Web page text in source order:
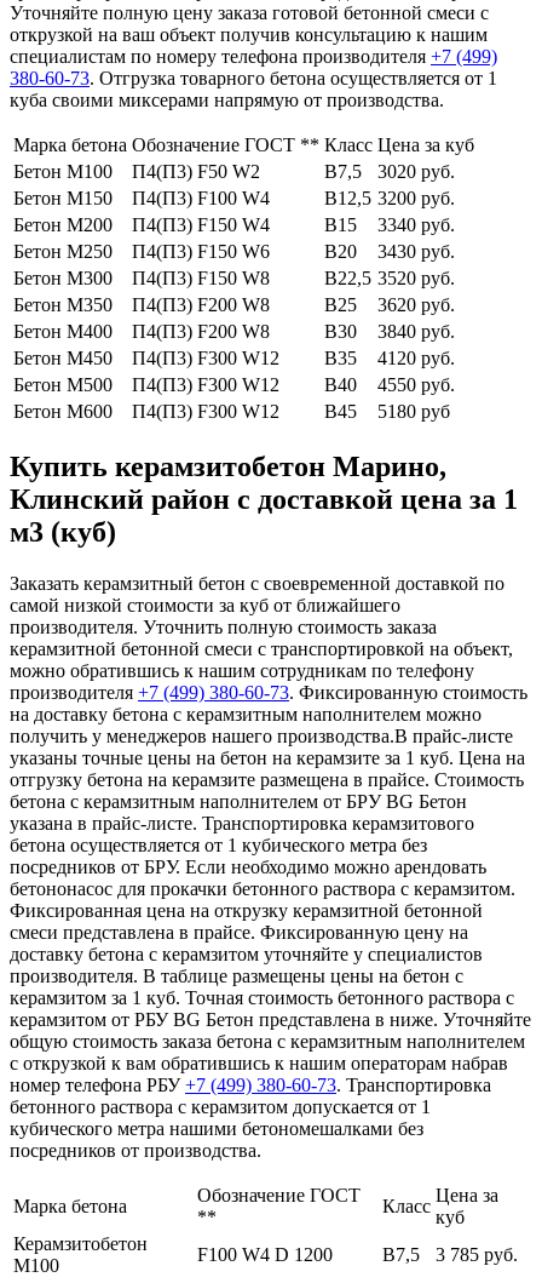
Уточняйте полную цену заказа готовой бетонной смеси с
открузкой на ваш объект получив консультацию к нашим
специалистам по номеру телефона производителя +7 (499)
380-60-73. Отгрузка товарного бетона осуществляется от 1
куба своими миксерами напрямую от производства.
Марка бетона Обозначение ГОСТ ** Класс Цена за куб
Бетон М100
П4(П3) F50 W2 В7,5
3020 руб.
Бетон М150
П4(П3) F100 W4 В12,5 3200 руб.
Бетон М200
П4(П3) F150 W4 В15
3340 руб.
Бетон М250
П4(П3) F150 W6 В20
3430 руб.
Бетон М300
П4(П3) F150 W8 В22,5 3520 руб.
Бетон М350
П4(П3) F200 W8 В25
3620 руб.
Бетон М400
П4(П3) F200 W8 В30
3840 руб.
Бетон М450
П4(П3) F300 W12 В35
4120 руб.
Бетон М500
П4(П3) F300 W12 В40
4550 руб.
Бетон М600
П4(П3) F300 W12 В45 5180 руб
Купить керамзитобетон Марино,
Клинский район с доставкой цена за 1
м3 (куб)
Заказать керамзитный бетон с своевременной доставкой по
самой низкой стоимости за куб от ближайшего
производителя. Уточнить полную стоимость заказа
керамзитной бетонной смеси с транспортировкой на объект,
можно обратившись к нашим сотрудникам по телефону
производителя +7 (499) 380-60-73. Фиксированную стоимость
на доставку бетона с керамзитным наполнителем можно
получить у менеджеров нашего производства.В прайс-листе
указаны точные цены на бетон на керамзите за 1 куб. Цена на
отгрузку бетона на керамзите размещена в прайсе. Стоимость
бетона с керамзитным наполнителем от БРУ BG Бетон
указана в прайс-листе. Транспортировка керамзитового
бетона осуществляется от 1 кубического метра без
посредников от БРУ. Если необходимо можно арендовать
бетононасос для прокачки бетонного раствора с керамзитом.
Фиксированная цена на открузку керамзитной бетонной
смеси представлена в прайсе. Фиксированную цену на
доставку бетона с керамзитом уточняйте у специалистов
производителя. В таблице размещены цены на бетон с
керамзитом за 1 куб. Точная стоимость бетонного раствора с
керамзитом от РБУ BG Бетон представлена в ниже. Уточняйте
общую стоимость заказа бетона с керамзитным наполнителем
с открузкой к вам обратившись к нашим операторам набрав
номер телефона РБУ+7 (499) 380-60-73. Транспортировка
бетонного раствора с керамзитом допускается от 1
кубического метра нашими бетономешалками без
посредников от производства.
Марка бетона
Обозначение ГОСТ
**
Класс
Цена за
куб
Керамзитобетон
М100
F100 W4 D 1200 В7,5
3 785 руб.